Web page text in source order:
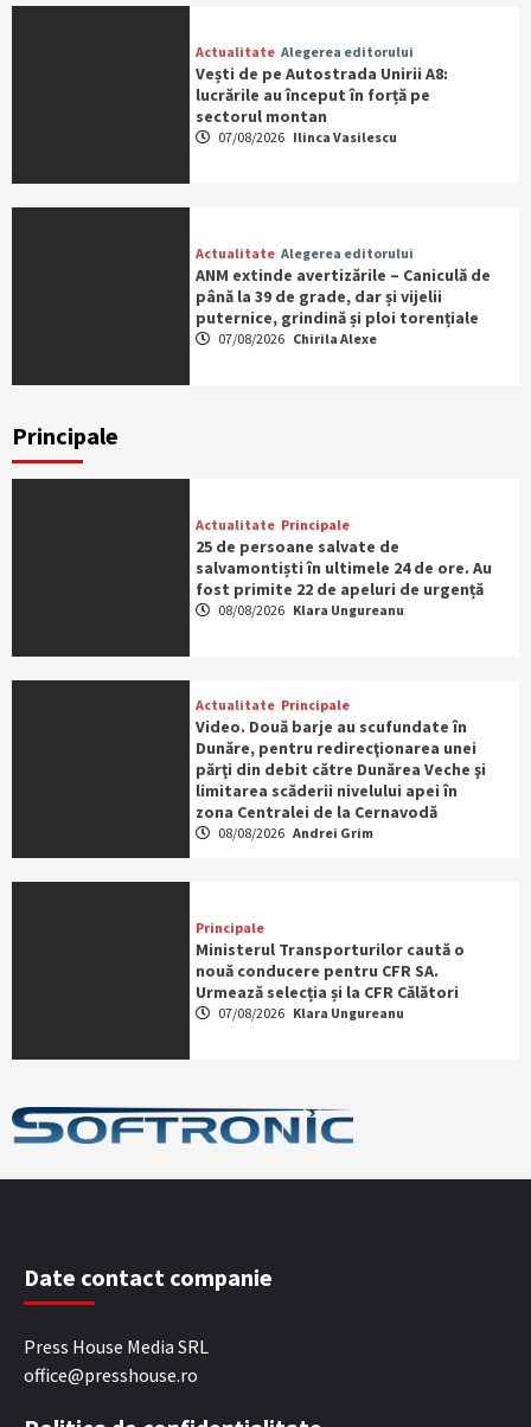
Actualitate Alegerea editorului
Vești de pe Autostrada Unirii A8:
lucrările au început în forță pe
sectorul montan
07/08/2026 Ilinca Vasilescu
Actualitate Alegerea editorului
ANM extinde avertizările – Caniculă de
până la 39 de grade, dar și vijelii
puternice, grindină și ploi torențiale
07/08/2026 Chirila Alexe
Principale
Actualitate Principale
25 de persoane salvate de
salvamontiști în ultimele 24 de ore. Au
fost primite 22 de apeluri de urgență
08/08/2026 Klara Ungureanu
Actualitate Principale
Video. Două barje au scufundate în
Dunăre, pentru redirecţionarea unei
părţi din debit către Dunărea Veche şi
limitarea scăderii nivelului apei în
zona Centralei de la Cernavodă
08/08/2026 Andrei Grim
Principale
Ministerul Transporturilor caută o
nouă conducere pentru CFR SA.
Urmează selecția și la CFR Călători
07/08/2026 Klara Ungureanu
Date contact companie
Press House Media SRL
office@presshouse.ro